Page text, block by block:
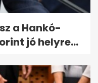
a Hankó-
jó helyre...